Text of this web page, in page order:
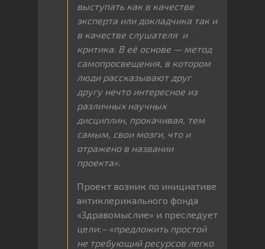
выступать как в качестве
эксперта или докладчика так и
в качестве слушателя и
критика. В её основе — метод
самопросвещения, в котором
люди рассказывают друг
другу нечто интересное из
различных научных
дисциплин, прокачивая, тем
самым, свои мозги, что и
отражено в названии
проекта».
Проект возник по инициативе
антиклерикального фонда
«Здравомыслие» и преследует
цели:– «предложить простой
не требующий ресурсов легко